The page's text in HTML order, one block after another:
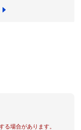
る場合があります。